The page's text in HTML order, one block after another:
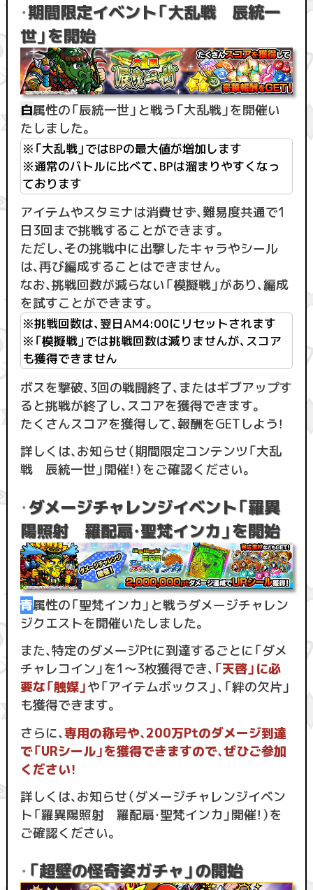
・期間限定イベント「大乱戦 辰統一
世」を開始
白属性の「辰統一世」と戦う「大乱戦」を開催い
たしました。
※「大乱戦」ではBPの最大値が増加します
※通常のバトルに比べて、BPは溜まりやすくなっ
ております
アイテムやスタミナは消費せず、難易度共通で1
日3回まで挑戦することができます。
ただし、その挑戦中に出撃したキャラやシール
は、再び編成することはできません。
なお、挑戦回数が減らない「模擬戦」があり、編成
を試すことができます。
※挑戦回数は、翌日AM4:00にリセットされます
※「模擬戦」では挑戦回数は減りませんが、スコア
も獲得できません
ボスを撃破、3回の戦闘終了、またはギブアップす
ると挑戦が終了し、スコアを獲得できます。
たくさんスコアを獲得して、報酬をGETしよう！
詳しくは、お知らせ（期間限定コンテンツ「大乱
戦 辰統一世」開催！）をご確認ください。
・ダメージチャレンジイベント「羅異
陽照射 羅配扇・聖梵インカ」を開始
青属性の「聖梵インカ」と戦うダメージチャレン
ジクエストを開催いたしました。
また、特定のダメージPtに到達するごとに「ダメ
チャレコイン」を1〜3枚獲得でき、 「天啓」に必
要な「触媒」や「アイテムボックス」、「絆の欠片」
も獲得できます。
さらに、専用の称号や、200万Ptのダメージ到達
で「URシール」を獲得できますので、ぜひご参加
ください！
詳しくは、お知らせ（ダメージチャレンジイベン
ト「羅異陽照射 羅配扇・聖梵インカ」開催！）を
ご確認ください。
・ 「超壁の怪奇姿ガチャ」の開始